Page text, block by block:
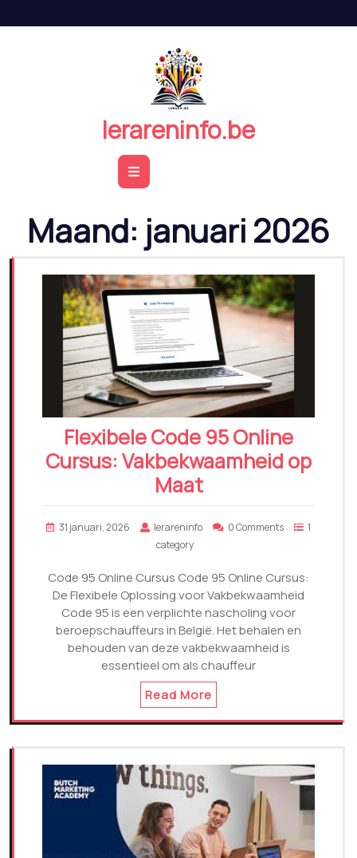
de
lerareninfo.be
Open
Maand: januari 2026
Flexibele Code 95 Online
Cursus: Vakbekwaamheid op
Maat
31 januari, 2026 lerareninfo 0 Comments
1
category
Code 95 Online Cursus Code 95 Online Cursus:
De Flexibele Oplossing voor Vakbekwaamheid
Code 95 is een verplichte nascholing voor
beroepschauffeurs in België. Het behalen en
behouden van deze vakbekwaamheid is
essentieel om als chauffeur
Read More